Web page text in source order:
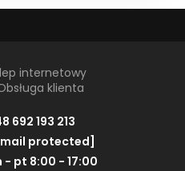
internetowy
klienta
692 193 213
protected]
- pt 8:00 - 17:00